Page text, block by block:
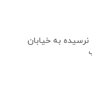
به خیابان